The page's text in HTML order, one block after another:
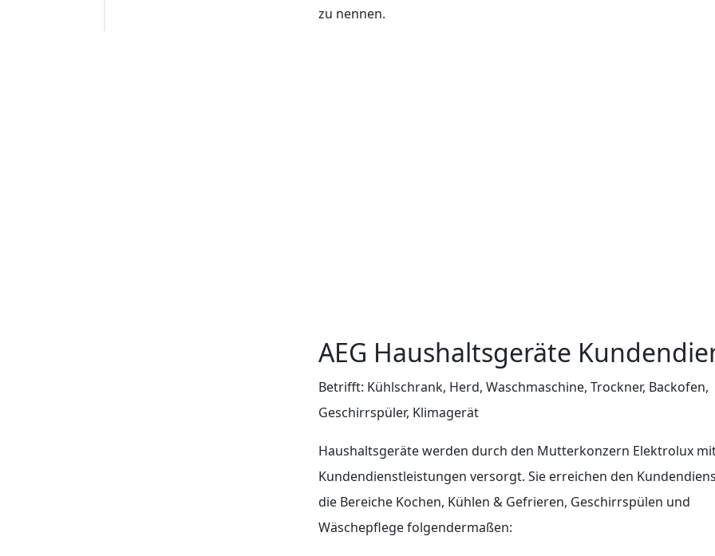
zu nennen.
AEG Haushaltsgeräte
Betrifft: Kühlschrank, Herd, Waschmaschine, Trockner, Backofen,
Geschirrspüler, Klimagerät
Haushaltsgeräte werden durch den Mutterkonzern Elektrolux
Kundendienstleistungen versorgt. Sie erreichen den
die Bereiche Kochen, Kühlen & Gefrieren, Geschirrspülen und
Wäschepflege folgendermaßen: